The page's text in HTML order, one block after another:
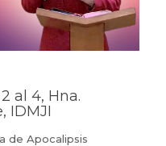
al 4, Hna.
IDMJI
de Apocalipsis